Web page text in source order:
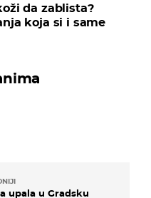
da zablista?
koja si i same
upala u Gradsku